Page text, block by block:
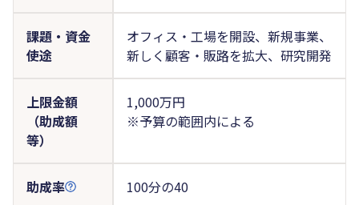
課題・資金
使途
オフィス・工場を開設、新規事業、
新しく顧客・販路を拡大、研究開発
上限金額
（助成額
等）
1,000万円
※予算の範囲内による
助成率 100分の40